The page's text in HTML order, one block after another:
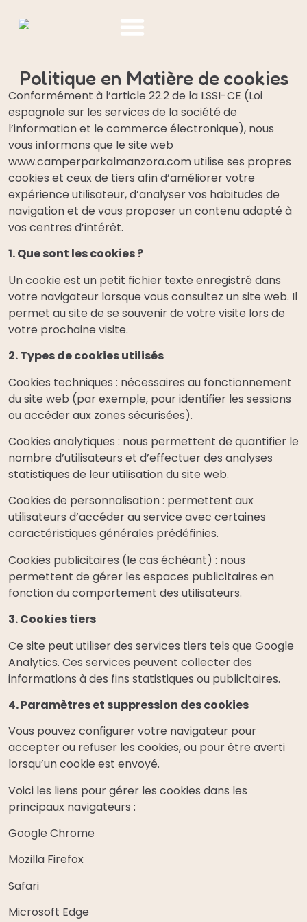
Politique en Matière de cookies
Conformément à l’article 22.2 de la LSSI-CE (Loi
espagnole sur les services de la société de
l’information et le commerce électronique), nous
vous informons que le site web
www.camperparkalmanzora.com utilise ses propres
cookies et ceux de tiers afin d’améliorer votre
expérience utilisateur, d’analyser vos habitudes de
navigation et de vous proposer un contenu adapté à
vos centres d’intérêt.
1. Que sont les cookies ?
Un cookie est un petit fichier texte enregistré dans
votre navigateur lorsque vous consultez un site web. Il
permet au site de se souvenir de votre visite lors de
votre prochaine visite.
2. Types de cookies utilisés
Cookies techniques : nécessaires au fonctionnement
du site web (par exemple, pour identifier les sessions
ou accéder aux zones sécurisées).
Cookies analytiques : nous permettent de quantifier le
nombre d’utilisateurs et d’effectuer des analyses
statistiques de leur utilisation du site web.
Cookies de personnalisation : permettent aux
utilisateurs d’accéder au service avec certaines
caractéristiques générales prédéfinies.
Cookies publicitaires (le cas échéant) : nous
permettent de gérer les espaces publicitaires en
fonction du comportement des utilisateurs.
3. Cookies tiers
Ce site peut utiliser des services tiers tels que Google
Analytics. Ces services peuvent collecter des
informations à des fins statistiques ou publicitaires.
4. Paramètres et suppression des cookies
Vous pouvez configurer votre navigateur pour
accepter ou refuser les cookies, ou pour être averti
lorsqu’un cookie est envoyé.
Voici les liens pour gérer les cookies dans les
principaux navigateurs :
Google Chrome
Mozilla Firefox
Safari
Microsoft Edge